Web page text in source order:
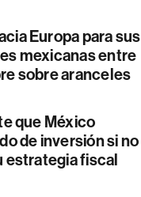
Europa para sus
mexicanas entre
sobre aranceles
que México
de inversión si no
estrategia fiscal